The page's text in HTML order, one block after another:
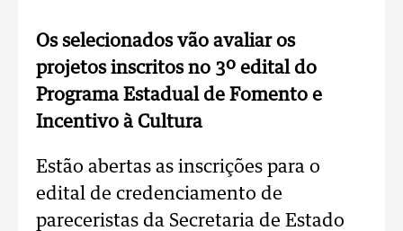
Os selecionados vão avaliar os
projetos inscritos no 3º edital do
Programa Estadual de Fomento e
Incentivo à Cultura
Estão abertas as inscrições para o
edital de credenciamento de
pareceristas da Secretaria de Estado